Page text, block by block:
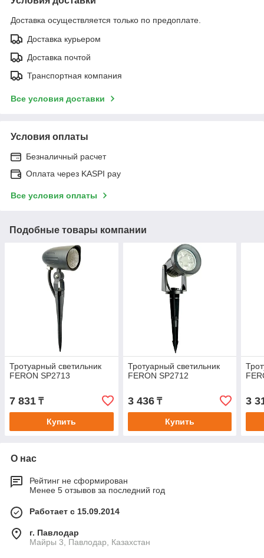
Доставка осуществляется только по предоплате.
Доставка курьером
Доставка почтой
Транспортная компания
Все условия доставки
Условия оплаты
Безналичный расчет
Оплата через KASPI pay
Все условия оплаты
Подобные товары компании
Тротуарный светильник
FERON SP2713
7 831 ₸
Купить
Тротуарный светильник
FERON SP2712
3 436₸
Купить
3
О нас
Рейтинг не сформирован
Менее 5 отзывов за последний год
Работает с 15.09.2014
г. Павлодар
Майры 3, Павлодар, Казахстан